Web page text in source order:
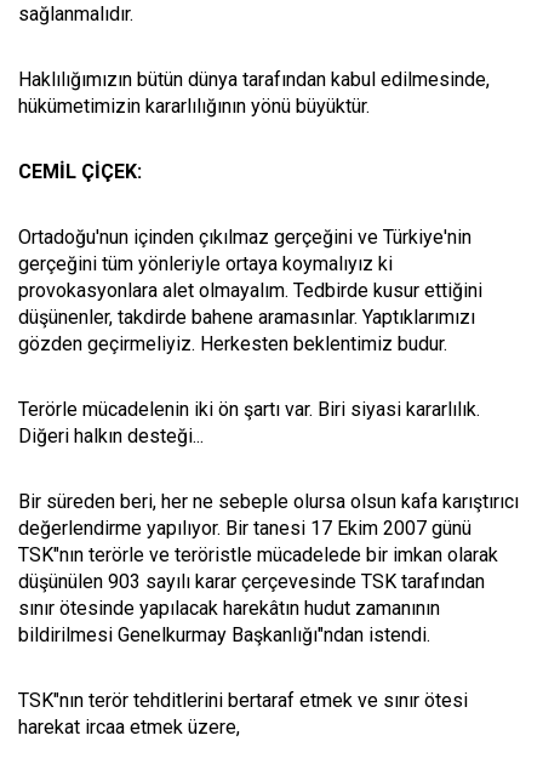
sağlanmalıdır.
Haklılığımızın bütün dünya tarafından kabul edilmesinde,
hükümetimizin kararlılığının yönü büyüktür.
CEMİL ÇİÇEK:
Ortadoğu'nun içinden çıkılmaz gerçeğini ve Türkiye'nin
gerçeğini tüm yönleriyle ortaya koymalıyız ki
provokasyonlara alet olmayalım. Tedbirde kusur ettiğini
düşünenler, takdirde bahene aramasınlar. Yaptıklarımızı
gözden geçirmeliyiz. Herkesten beklentimiz budur.
Terörle mücadelenin iki ön şartı var. Biri siyasi kararlılık.
Diğeri halkın desteği...
Bir süreden beri, her ne sebeple olursa olsun kafa karıştırıcı
değerlendirme yapılıyor. Bir tanesi 17 Ekim 2007 günü
TSK"nın terörle ve teröristle mücadelede bir imkan olarak
düşünülen 903 sayılı karar çerçevesinde TSK tarafından
sınır ötesinde yapılacak harekâtın hudut zamanının
bildirilmesi Genelkurmay Başkanlığı"ndan istendi.
TSK"nın terör tehditlerini bertaraf etmek ve sınır ötesi
harekat ircaa etmek üzere,